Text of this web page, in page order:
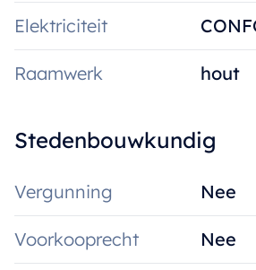
Elektriciteit
Raamwerk hout
Stedenbouwkundig
Vergunning Nee
Voorkooprecht Nee